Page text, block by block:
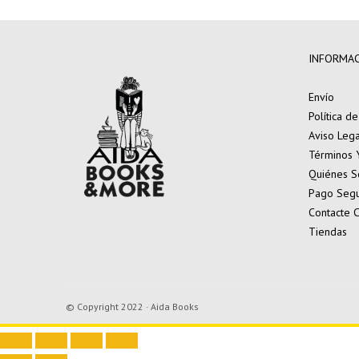
Envío
Política
Aviso
Términos
Quiénes
Pago
Contacte
Tiendas
© Copyright 2022 · Aida Books